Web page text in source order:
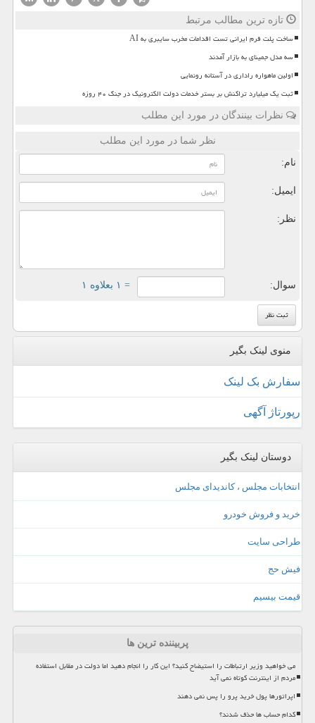
تازه ترین مطالب مرتبط
ساخت پلت فرم ایرانی تست اقدامات مخرب سایبری به AI
سه مدل جمینای به بازار آمدند
اولین ماهواره راداری در آستانه رونمایی
ثبت یک میلیارد تراکنش بر بستر خدمات دولت الکترونیک در جنگ ۴۰ روزه
نظرات بینندگان در مورد این مطلب
نظر شما در مورد این مطلب
نام:
ایمیل:
نظر:
سوال: = ۱ بعلاوه ۱
منوی لینک بگیر
سفارش بک لینک
رپورتاژ آگهی
دوستان لینک بگیر
انتخابات مجلس ، کاندیدای مجلس
خرید و فروش خودرو
طراحی سایت
فیش حج
قیمت بیسیم
پربیننده ترین ها
می خواهید وزیر ارتباطات را استیضاح کنید؟ این کار را انجام دهید اما دولت در مقابل استفاده
مردم از اینترنت کوتاه نمی آید
اپراتورها پول خرید پرو را پس نمی دهند
کدام حساب ها حذف شدند؟